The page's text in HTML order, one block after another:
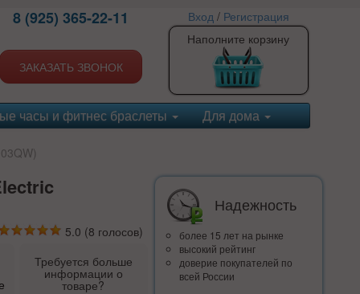
8 (925) 365-22-11
ЗАКАЗАТЬ ЗВОНОК
Вход/ Регистрация
Наполните корзину
часы и фитнес браслеты Для дома
5.0 (8 голосов)
Требуется больше
информации о
товаре?
Надежность
более 15 лет на рынке
высокий рейтинг
доверие покупателей по
всей России